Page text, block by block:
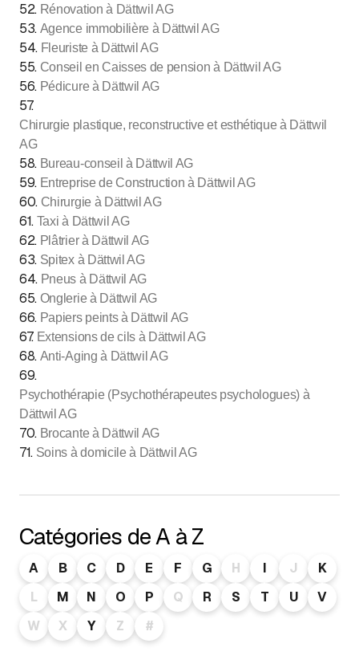
52. Rénovation à Dättwil AG
53. Agence immobilière à Dättwil AG
54. Fleuriste à Dättwil AG
55. Conseil en Caisses de pension à Dättwil AG
56. Pédicure à Dättwil AG
57.
Chirurgie plastique, reconstructive et esthétique à Dättwil
AG
58. Bureau-conseil à Dättwil AG
59. Entreprise de Construction à Dättwil AG
60. Chirurgie à Dättwil AG
61. Taxi à Dättwil AG
62. Plâtrier à Dättwil AG
63. Spitex à Dättwil AG
64. Pneus à Dättwil AG
65. Onglerie à Dättwil AG
66. Papiers peints à Dättwil AG
67. Extensions de cils à Dättwil AG
68. Anti-Aging à Dättwil AG
69.
Psychothérapie (Psychothérapeutes psychologues) à
Dättwil AG
70. Brocante à Dättwil AG
71. Soins à domicile à Dättwil AG
Catégories de A à Z
A B C D E F G H I J
K
L
M N O P Q R S T U
V
W
X Y Z #